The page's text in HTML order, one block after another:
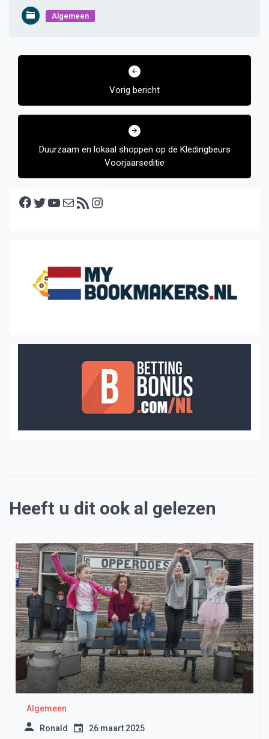
Algemeen
Bericht
Vorig bericht
Duurzaam en lokaal shoppen op de Kledingbeurs
Voorjaarseditie
Facebook Twitter YouTube E-mail RSS feed
Heeft u dit ook al gelezen
Algemeen
Ronald 26 maart 2025